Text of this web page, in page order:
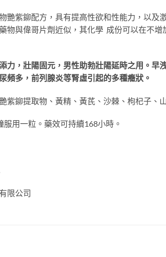
艷紫鉚配方，具有提高性欲和性能力，以及
物與偉哥片劑近似，其化學 成份可以在不
力，壯陽固元，男性助勃壯陽延時之用。早
頻多，前列腺炎等腎虛引起的多種癥狀。
紫鉚提取物、黃精、黃芪、沙棘、枸杞子
服用一粒。藥效可持續168小時。
限公司